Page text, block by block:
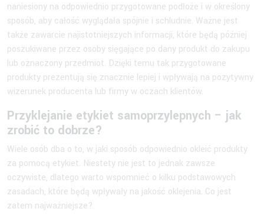
naniesiony na odpowiednio przygotowane podłoże i w określony
sposób, aby całość wyglądała spójnie i schludnie. Ważne jest
także zawarcie najistotniejszych informacji, które będą później
poszukiwane przez osoby sięgające po dany produkt do zakupu
lub oznaczony przedmiot. Dzięki temu tak przygotowane
produkty prezentują się znacznie lepiej i wpływają na pozytywny
wizerunek producenta lub firmy w oczach klientów.
Przyklejanie etykiet samoprzylepnych – jak
zrobić to dobrze?
Wiele osób dba o to, w jaki sposób odpowiednio okleić produkty
za pomocą etykiet. Niestety nie jest to jednak zawsze
oczywiste, dlatego warto wspomnieć o kilku podstawowych
zasadach, które będą wpływały na jakość oklejenia. Co jest
zatem najważniejsze?